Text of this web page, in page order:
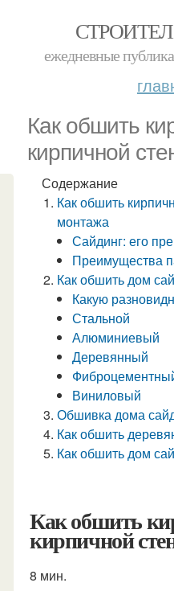
ежедневные
Как обшить
кирпичной
Содержание
Как обшить
монтажа
Сайдинг: его
Преимущества
Как обшить дом
Какую
Стальной
Алюминиевый
Деревянный
Виниловый
Обшивка дома
Как обшить
Как обшить дом
Как обшить
кирпичной
8 мин.